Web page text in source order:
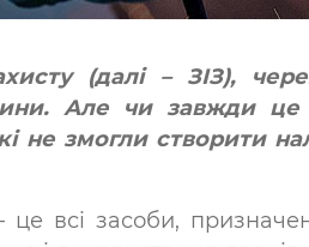
(далі – ЗІЗ),
Але чи завжди це
не змогли створити
це всі засоби,